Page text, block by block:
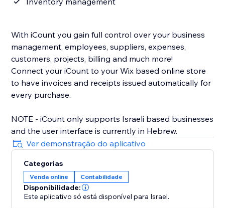
With iCount you gain full control over your business
management, employees, suppliers, expenses,
customers, projects, billing and much more!
Connect your iCount to your Wix based online store
to have invoices and receipts issued automatically for
every purchase.
NOTE - iCount only supports Israeli based businesses
and the user interface is currently in Hebrew.
Ver demonstração do aplicativo
Categorias
Venda online Contabilidade
Disponibilidade:
Este aplicativo só está disponível para Israel.